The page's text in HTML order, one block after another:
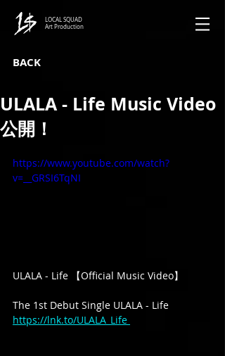
LOCAL SQUAD
Art Production
BACK
ULALA - Life Music Video
公開！
https://www.youtube.com/watch?
v=__GRSI6TqNI
ULALA - Life 【Official Music Video】
The 1st Debut Single ULALA - Life
https://lnk.to/ULALA_Life